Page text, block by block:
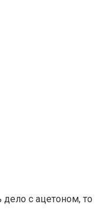
дело с ацетоном, то